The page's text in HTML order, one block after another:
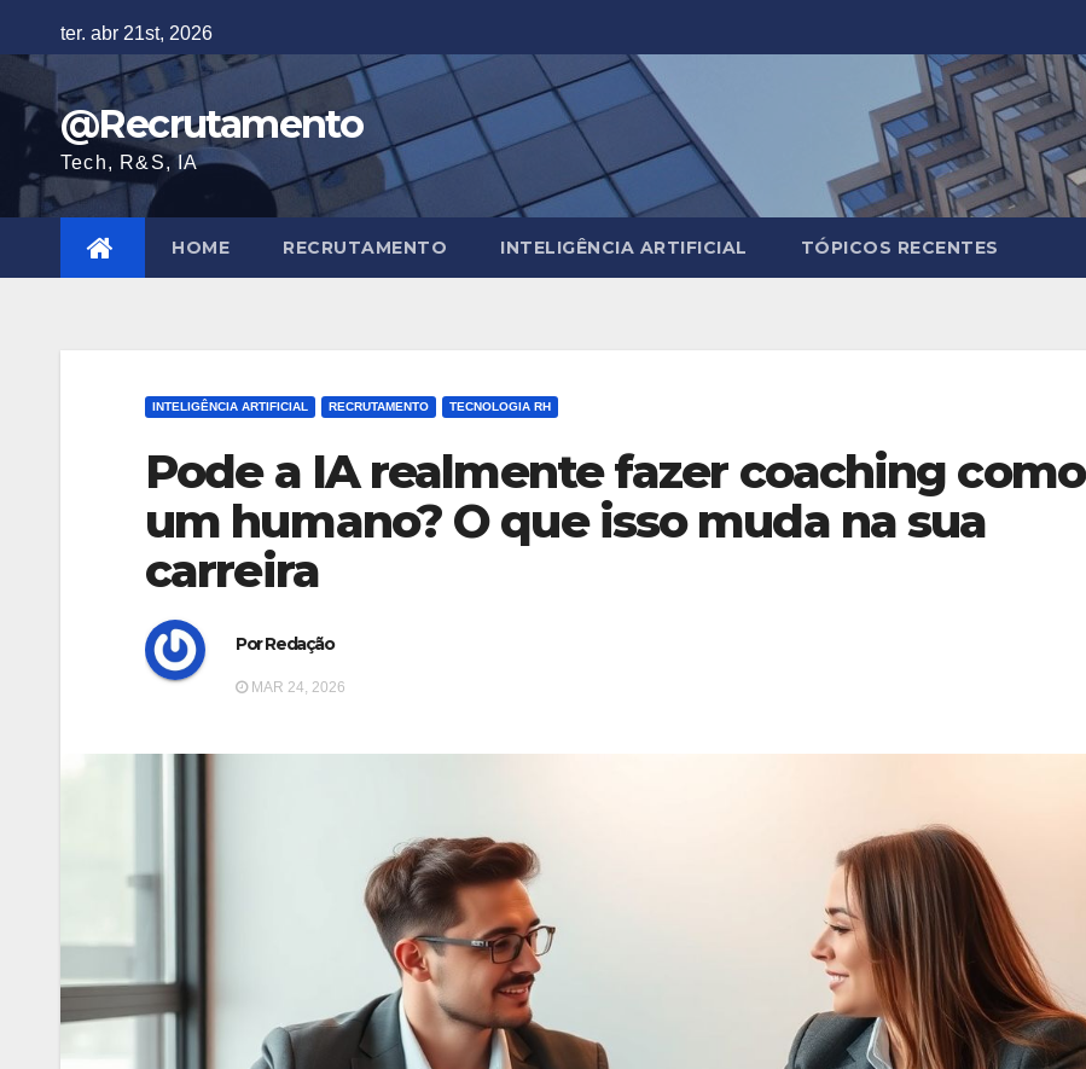
to
content
ter. abr 21st, 2026
@Recrutamento
Tech, R&S, IA
HOME RECRUTAMENTO INTELIGÊNCIA ARTIFICIAL TÓPICOS RECENTES
INTELIGÊNCIA ARTIFICIAL RECRUTAMENTO TECNOLOGIA RH
Pode a IA realmente fazer coaching como
um humano? O que isso muda na sua
carreira
Por Redação
MAR 24, 2026